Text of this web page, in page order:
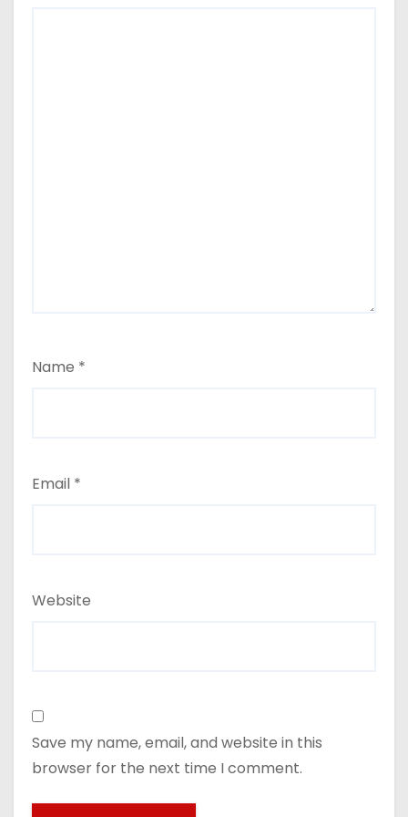
Name *
Email *
Website
Save my name, email, and website in this
browser for the next time I comment.